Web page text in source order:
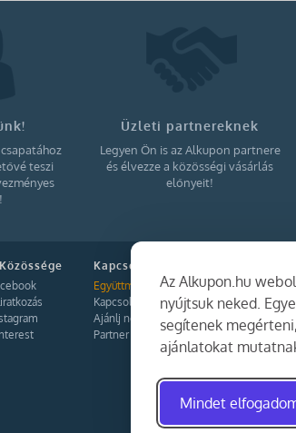
Az Alkupon.hu
nyújtsuk neked.
segítenek
ajánlatokat
Mindet
teszi
Üzleti partnereknek
Legyen Ön is az Alkupon partnere
és élvezze a közösségi vásárlás
előnyeit!
Kapcsolat
Együttműködés
Kapcsolat
Ajánlj nekünk!
Partner Belépés